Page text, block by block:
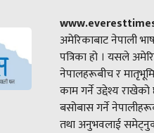
अमेरिकाबाट नेपाली
पत्रिका हो । यसले
नेपालहरूबीच र
काम गर्ने उद्देश्य
बसोबास गर्ने
तथा अनुभवलाई